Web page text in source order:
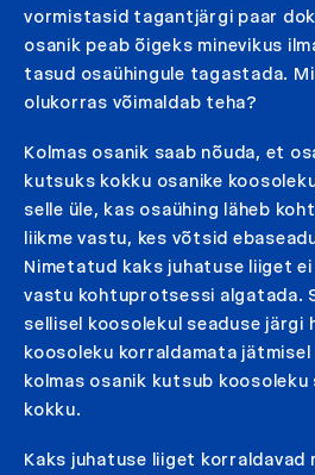
vormistasid tagantjärgi paar
osanik peab õigeks minevikus
tasud osaühingule tagastada.
olukorras võimaldab teha?
Kolmas osanik saab nõuda, et
kutsuks kokku osanike
selle üle, kas osaühing läheb
liikme vastu, kes võtsid
Nimetatud kaks juhatuse liiget
vastu kohtuprotsessi algatada.
sellisel koosolekul seaduse järgi
koosoleku korraldamata
kolmas osanik kutsub
kokku.
Kaks juhatuse liiget korraldavad